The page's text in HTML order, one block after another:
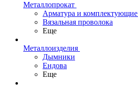
Металлопрокат
Арматура и комплектующие
Вязальная проволока
Еще
Металлоизделия
Дымники
Ендова
Еще